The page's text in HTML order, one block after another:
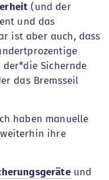
(und der
und das
ist aber auch, dass
Sichernde
das Bremsseil
haben manuelle
ihre
und